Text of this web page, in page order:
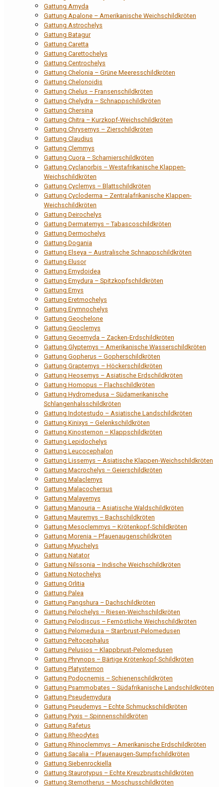
Gattung Amyda
Gattung Apalone – Amerikanische Weichschildkröten
Gattung Astrochelys
Gattung Batagur
Gattung Caretta
Gattung Carettochelys
Gattung Centrochelys
Gattung Chelonia – Grüne Meeresschildkröten
Gattung Chelonoidis
Gattung Chelus – Fransenschildkröten
Gattung Chelydra – Schnappschildkröten
Gattung Chersina
Gattung Chitra – Kurzkopf-Weichschildkröten
Gattung Chrysemys – Zierschildkröten
Gattung Claudius
Gattung Clemmys
Gattung Cuora – Scharnierschildkröten
Gattung Cyclanorbis – Westafrikanische Klappen-
Weichschildkröten
Gattung Cyclemys – Blattschildkröten
Gattung Cycloderma – Zentralafrikanische Klappen-
Weichschildkröten
Gattung Deirochelys
Gattung Dermatemys – Tabascoschildkröten
Gattung Dermochelys
Gattung Dogania
Gattung Elseya – Australische Schnappschildkröten
Gattung Elusor
Gattung Emydoidea
Gattung Emydura – Spitzkopfschildkröten
Gattung Emys
Gattung Eretmochelys
Gattung Erymnochelys
Gattung Geochelone
Gattung Geoclemys
Gattung Geoemyda – Zacken-Erdschildkröten
Gattung Glyptemys – Amerikanische Wasserschildkröten
Gattung Gopherus – Gopherschildkröten
Gattung Graptemys – Höckerschildkröten
Gattung Heosemys – Asiatische Erdschildkröten
Gattung Homopus – Flachschildkröten
Gattung Hydromedusa – Südamerikanische
Schlangenhalsschildkröten
Gattung Indotestudo – Asiatische Landschildkröten
Gattung Kinixys – Gelenkschildkröten
Gattung Kinosternon – Klappschildkröten
Gattung Lepidochelys
Gattung Leucocephalon
Gattung Lissemys – Asiatische Klappen-Weichschildkröten
Gattung Macrochelys – Geierschildkröten
Gattung Malaclemys
Gattung Malacochersus
Gattung Malayemys
Gattung Manouria – Asiatische Waldschildkröten
Gattung Mauremys – Bachschildkröten
Gattung Mesoclemmys – Krötenkopf-Schildkröten
Gattung Morenia – Pfauenaugenschildkröten
Gattung Myuchelys
Gattung Natator
Gattung Nilssonia – Indische Weichschildkröten
Gattung Notochelys
Gattung Orlitia
Gattung Palea
Gattung Pangshura – Dachschildkröten
Gattung Pelochelys – Riesen-Weichschildkröten
Gattung Pelodiscus – Fernöstliche Weichschildkröten
Gattung Pelomedusa – Starrbrust-Pelomedusen
Gattung Peltocephalus
Gattung Pelusios – Klappbrust-Pelomedusen
Gattung Phrynops – Bärtige Krötenkopf-Schildkröten
Gattung Platysternon
Gattung Podocnemis – Schienenschildkröten
Gattung Psammobates – Südafrikanische Landschildkröten
Gattung Pseudemydura
Gattung Pseudemys – Echte Schmuckschildkröten
Gattung Pyxis – Spinnenschildkröten
Gattung Rafetus
Gattung Rheodytes
Gattung Rhinoclemmys – Amerikanische Erdschildkröten
Gattung Sacalia – Pfauenaugen-Sumpfschildkröten
Gattung Siebenrockiella
Gattung Staurotypus – Echte Kreuzbrustschildkröten
Gattung Sternotherus – Moschusschildkröten